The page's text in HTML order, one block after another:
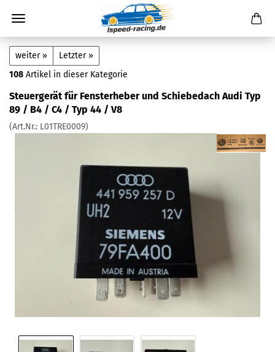
weiter »
Letzter »
108 Artikel in dieser Kategorie
Steuergerät für Fensterheber und Schiebedach Audi Typ
89 / B4 / C4 / Typ 44 / V8
(Art.Nr.: L01TRE0009)